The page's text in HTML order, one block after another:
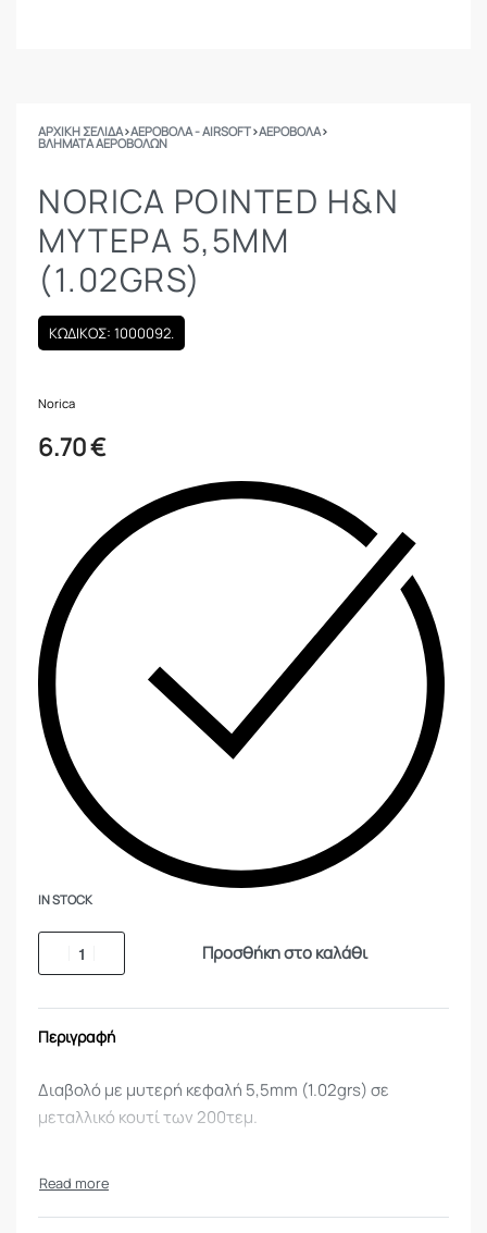
ΑΡΧΙΚΉ ΣΕΛΊΔΑ›ΑΕΡΟΒΟΛΑ - AIRSOFT›ΑΕΡΟΒΟΛΑ›
ΒΛΉΜΑΤΑ ΑΕΡΟΒΌΛΩΝ
NORICA POINTED H&N
ΜΥΤΕΡΑ 5,5MM
(1.02GRS)
ΚΩΔΙΚΟΣ: 1000092.
Norica
6.70€
IN STOCK
Προσθήκη στο καλάθι
Περιγραφή
Διαβολό με μυτερή κεφαλή 5,5mm (1.02grs) σε
μεταλλικό κουτί των 200τεμ.